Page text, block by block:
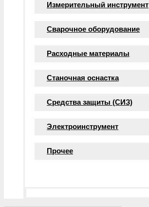
Измерительный инструмент
Сварочное оборудование
Расходные материалы
Станочная оснастка
Средства защиты (СИЗ)
Электроинструмент
Прочее